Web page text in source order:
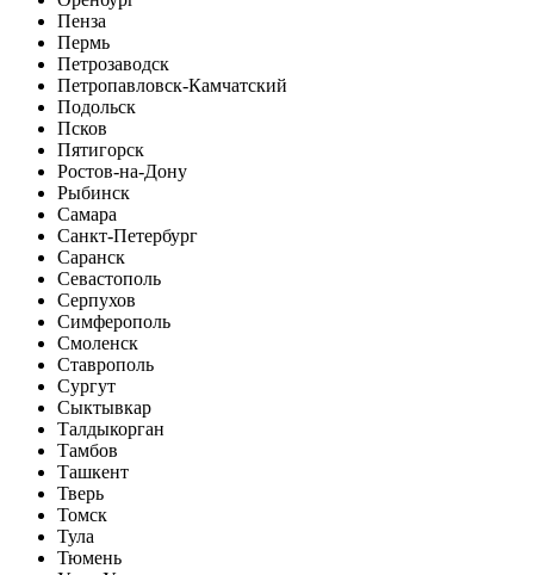
Пенза
Пермь
Петрозаводск
Петропавловск-Камчатский
Подольск
Псков
Пятигорск
Ростов-на-Дону
Рыбинск
Самара
Санкт-Петербург
Саранск
Севастополь
Серпухов
Симферополь
Смоленск
Ставрополь
Сургут
Сыктывкар
Талдыкорган
Тамбов
Ташкент
Тверь
Томск
Тула
Тюмень